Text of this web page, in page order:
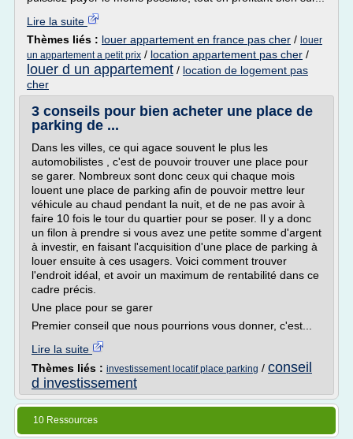
Lire la suite
Thèmes liés : louer appartement en france pas cher / louer
un appartement a petit prix / location appartement pas cher /
louer d un appartement / location de logement pas
cher
3 conseils pour bien acheter une place de
parking de ...
Dans les villes, ce qui agace souvent le plus les
automobilistes , c'est de pouvoir trouver une place pour
se garer. Nombreux sont donc ceux qui chaque mois
louent une place de parking afin de pouvoir mettre leur
véhicule au chaud pendant la nuit, et de ne pas avoir à
faire 10 fois le tour du quartier pour se poser. Il y a donc
un filon à prendre si vous avez une petite somme d'argent
à investir, en faisant l'acquisition d'une place de parking à
louer ensuite à ces usagers. Voici comment trouver
l'endroit idéal, et avoir un maximum de rentabilité dans ce
cadre précis.
Une place pour se garer
Premier conseil que nous pourrions vous donner, c'est...
Lire la suite
Thèmes liés : investissement locatif place parking / conseil
d investissement
10 Ressources